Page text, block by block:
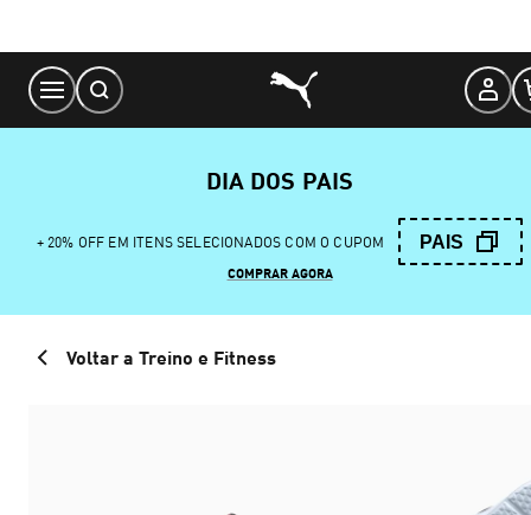
Content
DIA DOS PAIS
+ 20% OFF EM ITENS SELECIONADOS COM O CUPOM PAIS
COMPRAR AGORA
Voltar a Treino e Fitness